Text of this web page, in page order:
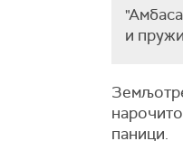
и
паници.